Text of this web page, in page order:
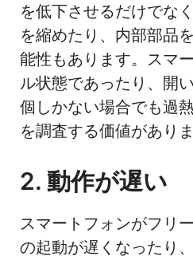
を低下させるだけでな
を縮めたり、内部部品
能性もあります。スマ
ル状態であったり、開
個しかない場合でも過
を調査する価値があり
2. 動作が遅い
スマートフォンがフリ
の起動が遅くなったり